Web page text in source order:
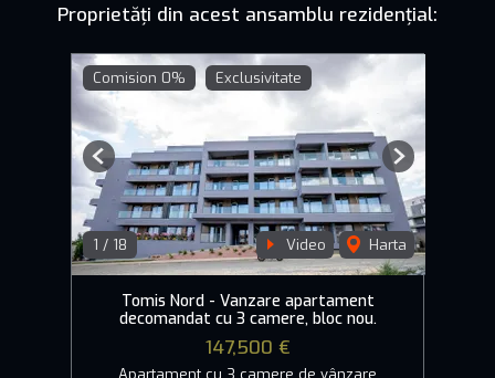
Proprietăți din acest ansamblu rezidențial:
Comision 0% Exclusivitate
1 / 18 Video Harta
Previous Next
Tomis Nord - Vanzare apartament
decomandat cu 3 camere, bloc nou.
147,500 €